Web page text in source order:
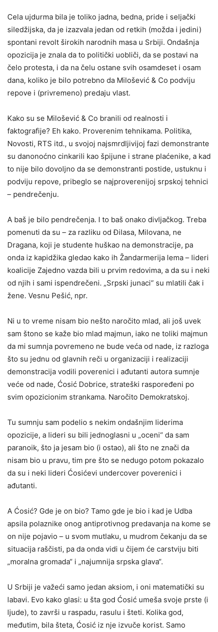
Cela ujdurma bila je toliko jadna, bedna, pride i seljački
siledžijska, da je izazvala jedan od retkih (možda i jedini)
spontani revolt širokih narodnih masa u Srbiji. Ondašnja
opozicija je znala da to politički uobliči, da se postavi na
čelo protesta, i da na čelu ostane svih osamdeset i osam
dana, koliko je bilo potrebno da Milošević & Co podviju
repove i (privremeno) predaju vlast.
Kako su se Milošević & Co branili od realnosti i
faktografije? Eh kako. Proverenim tehnikama. Politika,
Novosti, RTS itd., u svojoj najsmrdljivijoj fazi demonstrante
su danonoćno cinkarili kao špijune i strane plaćenike, a kad
to nije bilo dovoljno da se demonstranti postide, ustuknu i
podviju repove, pribeglo se najproverenijoj srpskoj tehnici
– pendrečenju.
A baš je bilo pendrečenja. I to baš onako divljačkog. Treba
pomenuti da su – za razliku od Ðilasa, Milovana, ne
Dragana, koji je studente huškao na demonstracije, pa
onda iz kapidžika gledao kako ih Žandarmerija lema – lideri
koalicije Zajedno vazda bili u prvim redovima, a da su i neki
od njih i sami ispendrečeni. „Srpski junaci“ su mlatili čak i
žene. Vesnu Pešić, npr.
Ni u to vreme nisam bio nešto naročito mlad, ali još uvek
sam štono se kaže bio mlad majmun, iako ne toliki majmun
da mi sumnja povremeno ne bude veća od nade, iz razloga
što su jednu od glavnih reči u organizaciji i realizaciji
demonstracija vodili poverenici i ađutanti autora sumnje
veće od nade, Ćosić Dobrice, strateški raspoređeni po
svim opozicionim strankama. Naročito Demokratskoj.
Tu sumnju sam podelio s nekim ondašnjim liderima
opozicije, a lideri su bili jednoglasni u „oceni“ da sam
paranoik, što ja jesam bio (i ostao), ali što ne znači da
nisam bio u pravu, tim pre što se nedugo potom pokazalo
da su i neki lideri Ćosićevi undercover poverenici i
ađutanti.
A Ćosić? Gde je on bio? Tamo gde je bio i kad je Udba
apsila polaznike onog antiprotivnog predavanja na kome se
on nije pojavio – u svom mutlaku, u mudrom čekanju da se
situacija raščisti, pa da onda vidi u čijem će carstviju biti
„moralna gromada“ i „najumnija srpska glava“.
U Srbiji je važeći samo jedan aksiom, i oni matematički su
labavi. Evo kako glasi: u šta god Ćosić umeša svoje prste (i
ljude), to završi u raspadu, rasulu i šteti. Kolika god,
međutim, bila šteta, Ćosić iz nje izvuče korist. Samo